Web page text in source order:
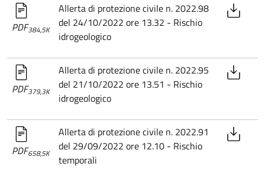
PDF384,5K
Allerta di protezione civile n. 2022.98
del 24/10/2022 ore 13.32 - Rischio
idrogeologico
PDF379,3K
Allerta di protezione civile n. 2022.95
del 21/10/2022 ore 13.51 - Rischio
idrogeologico
PDF658,5K
Allerta di protezione civile n. 2022.91
del 29/09/2022 ore 12.10 - Rischio
temporali